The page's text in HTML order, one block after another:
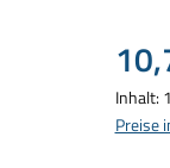
Inhalt:
Preise